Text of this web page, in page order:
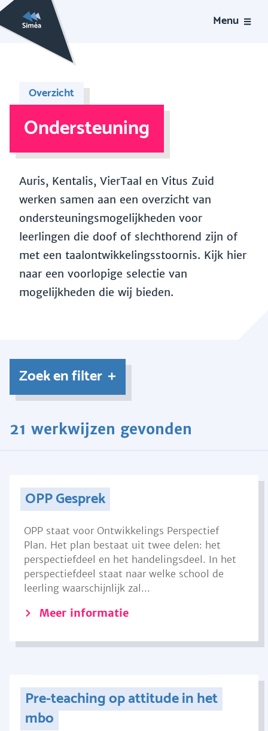
Menu
Overzicht
Ondersteuning
Auris, Kentalis, VierTaal en Vitus Zuid
werken samen aan een overzicht van
ondersteuningsmogelijkheden voor
leerlingen die doof of slechthorend zijn of
met een taalontwikkelingsstoornis. Kijk hier
naar een voorlopige selectie van
mogelijkheden die wij bieden.
Zoek en filter
21 werkwijzen gevonden
OPP Gesprek
OPP staat voor Ontwikkelings Perspectief
Plan. Het plan bestaat uit twee delen: het
perspectiefdeel en het handelingsdeel. In het
perspectiefdeel staat naar welke school de
leerling waarschijnlijk zal...
Meer informatie
Pre-teaching op attitude in het
mbo